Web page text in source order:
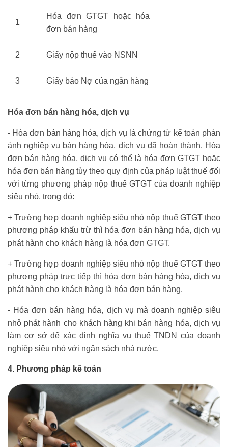
1
Hóa đơn GTGT hoặc hóa
đơn bán hàng
2 Giấy nộp thuế vào NSNN
3 Giấy báo Nợ của ngân hàng
Hóa đơn bán hàng hóa, dịch vụ
- Hóa đơn bán hàng hóa, dịch vụ là chứng từ kế toán phản
ánh nghiệp vụ bán hàng hóa, dịch vụ đã hoàn thành. Hóa
đơn bán hàng hóa, dịch vụ có thể là hóa đơn GTGT hoặc
hóa đơn bán hàng tùy theo quy định của pháp luật thuế đối
với từng phương pháp nộp thuế GTGT của doanh nghiệp
siêu nhỏ, trong đó:
+ Trường hợp doanh nghiệp siêu nhỏ nộp thuế GTGT theo
phương pháp khấu trừ thì hóa đơn bán hàng hóa, dịch vụ
phát hành cho khách hàng là hóa đơn GTGT.
+ Trường hợp doanh nghiệp siêu nhỏ nộp thuế GTGT theo
phương pháp trực tiếp thì hóa đơn bán hàng hóa, dịch vụ
phát hành cho khách hàng là hóa đơn bán hàng.
- Hóa đơn bán hàng hóa, dịch vụ mà doanh nghiệp siêu
nhỏ phát hành cho khách hàng khi bán hàng hóa, dịch vụ
làm cơ sở để xác định nghĩa vụ thuế TNDN của doanh
nghiệp siêu nhỏ với ngân sách nhà nước.
4. Phương pháp kế toán